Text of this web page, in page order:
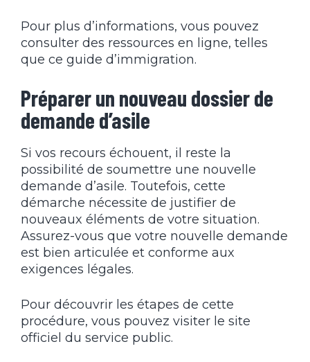
Pour plus d’informations, vous pouvez
consulter des ressources en ligne, telles
que ce guide d’immigration.
Préparer un nouveau dossier de
demande d’asile
Si vos recours échouent, il reste la
possibilité de soumettre une nouvelle
demande d’asile. Toutefois, cette
démarche nécessite de justifier de
nouveaux éléments de votre situation.
Assurez-vous que votre nouvelle demande
est bien articulée et conforme aux
exigences légales.
Pour découvrir les étapes de cette
procédure, vous pouvez visiter le site
officiel du service public.